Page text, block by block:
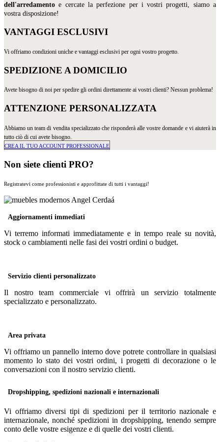
dell'arredamento e cercate la perfezione per i vostri progetti, siamo a
vostra disposizione!​
VANTAGGI ESCLUSIVI
Vi offriamo condizioni uniche e vantaggi esclusivi per ogni vostro progetto.
SPEDIZIONE A DOMICILIO
Avete bisogno di noi per spedire gli ordini direttamente ai vostri clienti? Nessun problema!
ATTENZIONE PERSONALIZZATA
Abbiamo un team di vendita specializzato che risponderà alle vostre domande e vi aiuterà in
tutto ciò di cui avete bisogno.
CREA IL TUO ACCOUNT PROFESSIONALE
Non siete clienti PRO?
Registratevi come professionisti e approfittate di tutti i vantaggi!
Aggiornamenti immediati
Vi terremo informati immediatamente e in tempo reale su novità,
stock o cambiamenti nelle fasi dei vostri ordini o budget.
Servizio clienti personalizzato
Il nostro team commerciale vi offrirà un servizio totalmente
specializzato e personalizzato.
Area privata
Vi offriamo un pannello interno dove potrete controllare in qualsiasi
momento lo stato dei vostri ordini, i progetti di decorazione o le
conversazioni con il nostro servizio clienti.
Dropshipping, spedizioni nazionali e internazionali
Vi offriamo diversi tipi di spedizioni per il territorio nazionale e
internazionale, nonché spedizioni in dropshipping, tenendo sempre
conto delle vostre esigenze e di quelle dei vostri clienti.